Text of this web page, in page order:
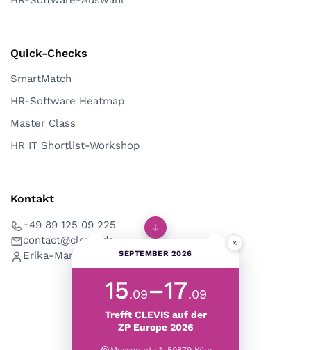
Quick-Checks
SmartMatch
HR-Software Heatmap
Master Class
HR IT Shortlist-Workshop
Kontakt
+49 89 125 09 225
contact@clevis.de
Erika-Mann-Str. 53, 80636 München
×
SEPTEMBER 2026
15.09–17.09
Trefft CLEVIS auf der
ZP Europe 2026